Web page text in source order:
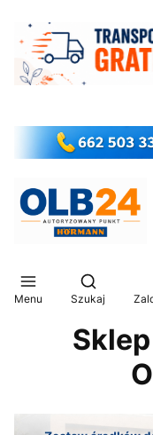
Menu
Otwórz
Szukaj